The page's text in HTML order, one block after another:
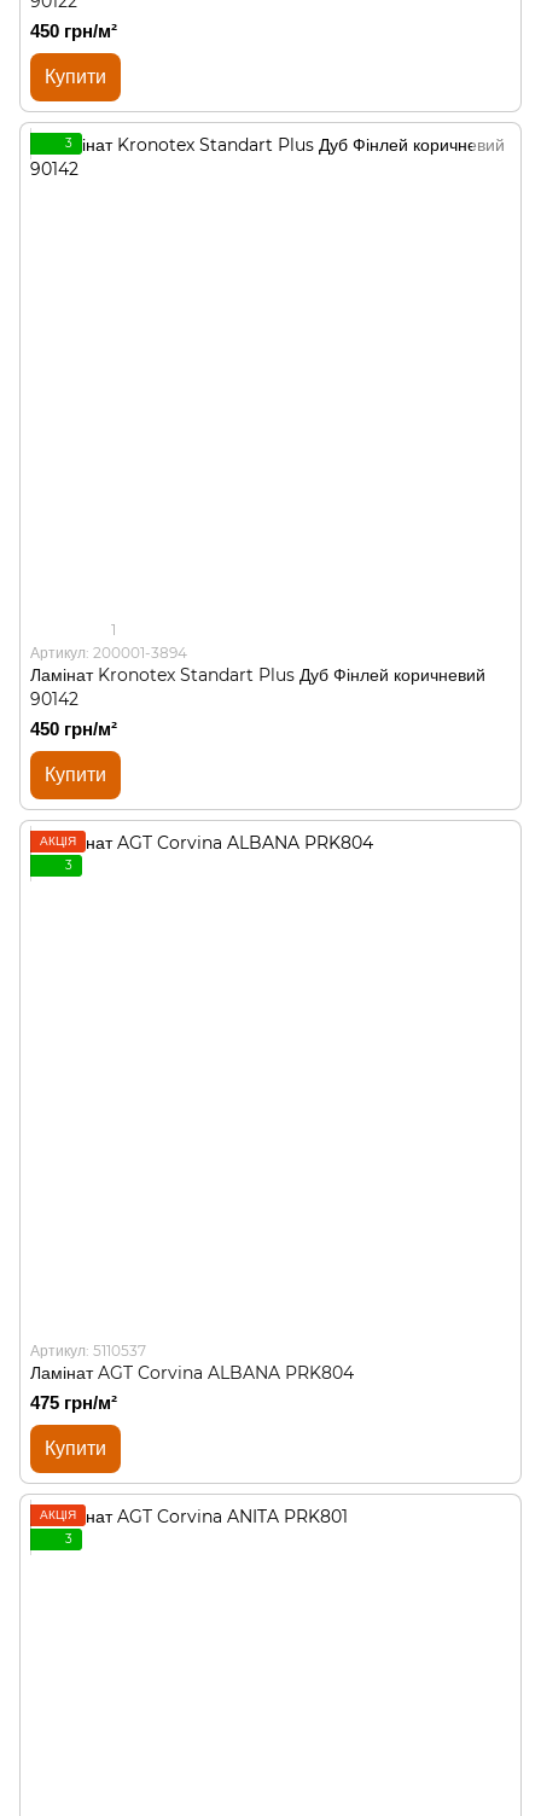
450 грн/м²
Купити
3
1
Артикул: 200001-3894
Ламінат Kronotex Standart Plus Дуб Фінлей коричневий
90142
450 грн/м²
Купити
АКЦІЯ
3
Артикул: 5110537
Ламінат AGT Corvina ALBANA PRK804
475 грн/м²
Купити
АКЦІЯ
3